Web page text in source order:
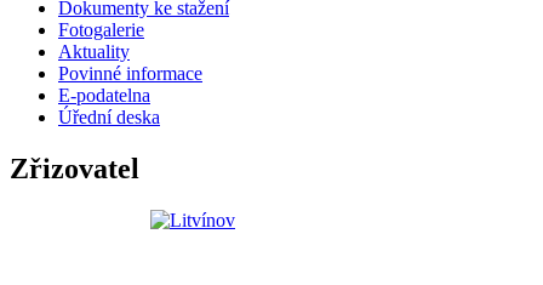
Dokumenty ke stažení
Fotogalerie
Aktuality
Povinné informace
E-podatelna
Úřední deska
Zřizovatel